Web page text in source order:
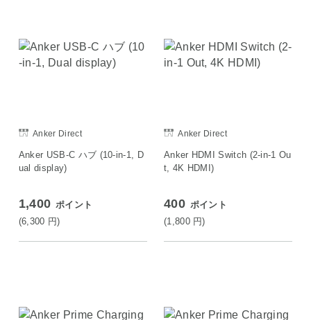
Anker Direct
Anker USB-C ハブ (10-in-1, D
ual display)
1,400 ポイント
(6,300 円)
Anker Direct
Anker HDMI Switch (2-in-1 Ou
t, 4K HDMI)
400 ポイント
(1,800 円)